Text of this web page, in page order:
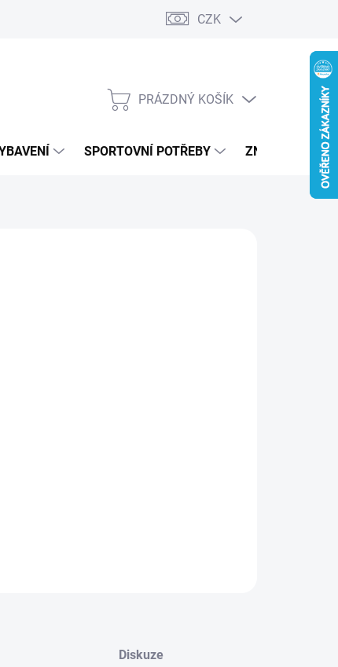
CZK
NÁKUPNÍ
PRÁZDNÝ KOŠÍK
SPORTOVNÍ POTŘEBY ZNAČKY
Diskuze